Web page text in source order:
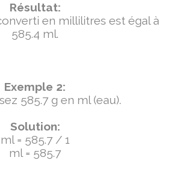
Résultat:
en millilitres est égal à
585.4 ml.
Exemple 2:
585.7 g en ml (eau).
Solution:
ml = 585.7 / 1
ml = 585.7